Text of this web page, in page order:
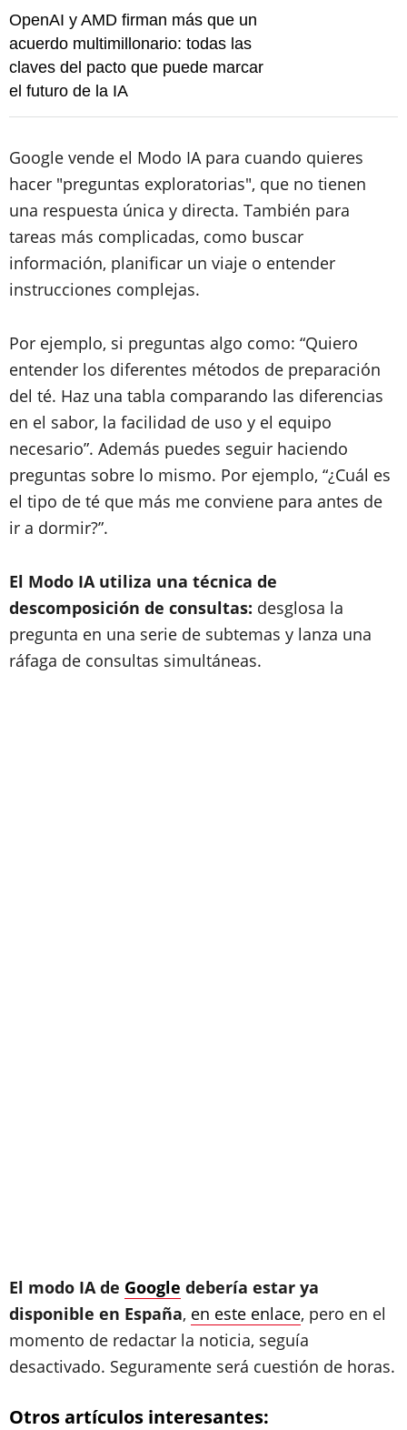
OpenAI y AMD firman más que un
acuerdo multimillonario: todas las
claves del pacto que puede marcar
el futuro de la IA
Google vende el Modo IA para cuando quieres
hacer "preguntas exploratorias", que no tienen
una respuesta única y directa. También para
tareas más complicadas, como buscar
información, planificar un viaje o entender
instrucciones complejas.
Por ejemplo, si preguntas algo como: “Quiero
entender los diferentes métodos de preparación
del té. Haz una tabla comparando las diferencias
en el sabor, la facilidad de uso y el equipo
necesario”. Además puedes seguir haciendo
preguntas sobre lo mismo. Por ejemplo, “¿Cuál es
el tipo de té que más me conviene para antes de
ir a dormir?”.
El Modo IA utiliza una técnica de
descomposición de consultas: desglosa la
pregunta en una serie de subtemas y lanza una
ráfaga de consultas simultáneas.
El modo IA de Google debería estar ya
disponible en España, en este enlace, pero en el
momento de redactar la noticia, seguía
desactivado. Seguramente será cuestión de horas.
Otros artículos interesantes: